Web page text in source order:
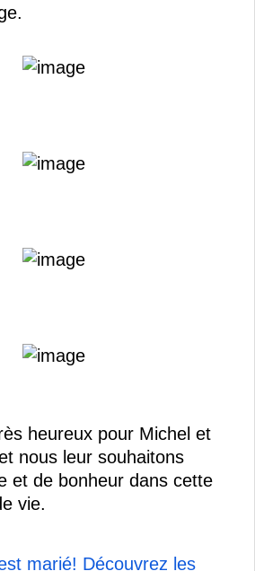
heureux pour Michel et
nous leur souhaitons
et de bonheur dans cette
vie.
marié! Découvrez les